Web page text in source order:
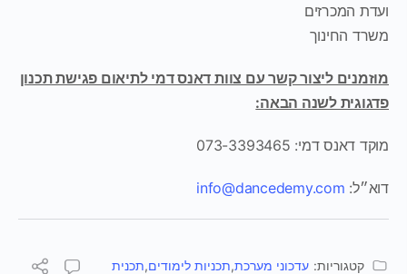
המכרזים
החינוך
ליצור קשר עם צוות דאנס דמי לתיאום פגישת תכנון
לשנה הבאה:
דמי: 073-3393465
info@dancedemy.com
קטגוריות: עדכוני מערכת ,תכניות לימודים,תכנית